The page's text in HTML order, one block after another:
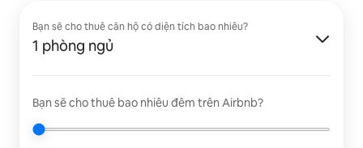
Bạn sẽ cho thuê căn hộ có diện tích bao nhiêu?
1 phòng ngủ
Bạn sẽ cho thuê bao nhiêu đêm trên Airbnb?